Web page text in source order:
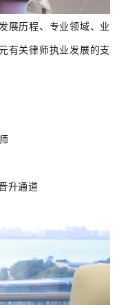
展历程、专业领域、业
有关律师执业发展的支
升通道